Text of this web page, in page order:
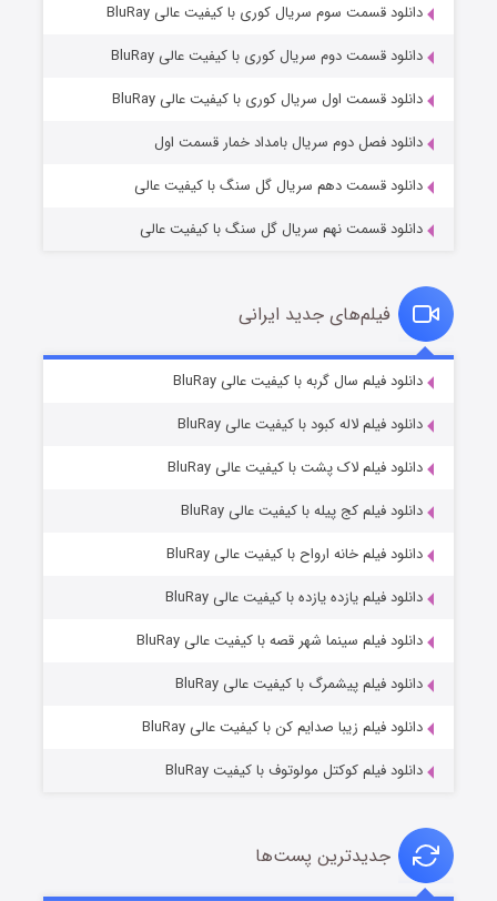
مردگان متحرک: شهر مرده ۳
قسمت۲ (زیرنویس) منتشر شد
قسمت۷ (زیرنویس) منتشر شد
شوگر فصل ۲
دانلود قسمت سوم سریال کوری با کیفیت عالی BluRay
دانلود قسمت دوم سریال کوری با کیفیت عالی BluRay
دانلود قسمت اول سریال کوری با کیفیت عالی BluRay
دانلود فصل دوم سریال بامداد خمار قسمت اول
دانلود قسمت دهم سریال گل سنگ با کیفیت عالی
دانلود قسمت نهم سریال گل سنگ با کیفیت عالی
فیلم‌های جدید ایرانی
دانلود فیلم سال گربه با کیفیت عالی BluRay
دانلود فیلم لاله کبود با کیفیت عالی BluRay
دانلود فیلم لاک پشت با کیفیت عالی BluRay
دانلود فیلم کج‌ پیله با کیفیت عالی BluRay
دانلود فیلم خانه ارواح با کیفیت عالی BluRay
دانلود فیلم یازده یازده با کیفیت عالی BluRay
دانلود فیلم سینما شهر قصه با کیفیت عالی BluRay
دانلود فیلم پیشمرگ با کیفیت عالی BluRay
دانلود فیلم زیبا صدایم کن با کیفیت عالی BluRay
دانلود فیلم کوکتل مولوتوف با کیفیت BluRay
جدیدترین پست‌ها